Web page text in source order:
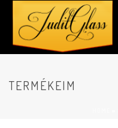
TERMÉKEIM